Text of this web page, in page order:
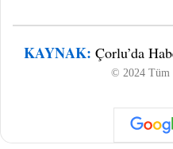
KAYNAK: Çorlu’da
© 2024 Tüm